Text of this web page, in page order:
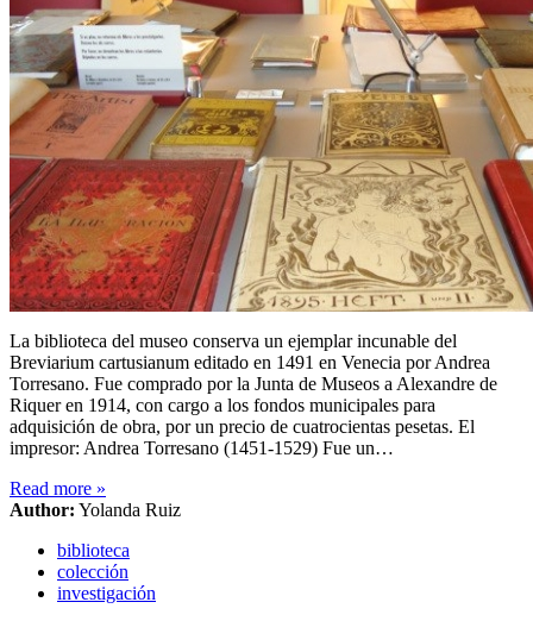
La biblioteca del museo conserva un ejemplar incunable del
Breviarium cartusianum editado en 1491 en Venecia por Andrea
Torresano. Fue comprado por la Junta de Museos a Alexandre de
Riquer en 1914, con cargo a los fondos municipales para
adquisición de obra, por un precio de cuatrocientas pesetas. El
impresor: Andrea Torresano (1451-1529) Fue un…
Read more »
Author: Yolanda Ruiz
biblioteca
colección
investigación